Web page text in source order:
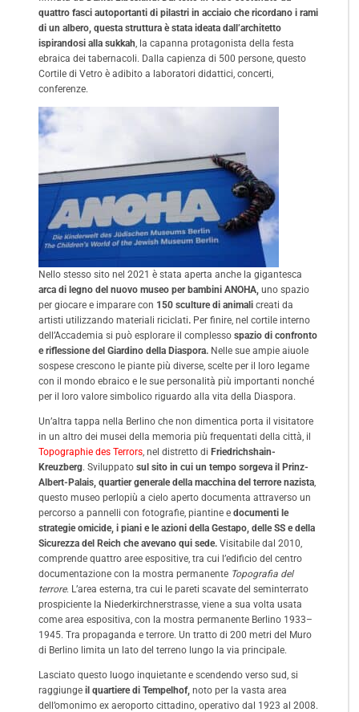
quattro fasci autoportanti di pilastri in acciaio che ricordano i rami
di un albero, questa struttura è stata ideata dall’architetto
ispirandosi alla sukkah, la capanna protagonista della festa
ebraica dei tabernacoli. Dalla capienza di 500 persone, questo
Cortile di Vetro è adibito a laboratori didattici, concerti,
conferenze.
Nello stesso sito nel 2021 è stata aperta anche la gigantesca
arca di legno del nuovo museo per bambini ANOHA, uno spazio
per giocare e imparare con 150 sculture di animali creati da
artisti utilizzando materiali riciclati. Per finire, nel cortile interno
dell’Accademia si può esplorare il complesso spazio di confronto
e riflessione del Giardino della Diaspora. Nelle sue ampie aiuole
sospese crescono le piante più diverse, scelte per il loro legame
con il mondo ebraico e le sue personalità più importanti nonché
per il loro valore simbolico riguardo alla vita della Diaspora.
Un’altra tappa nella Berlino che non dimentica porta il visitatore
in un altro dei musei della memoria più frequentati della città, il
Topographie des Terrors, nel distretto di Friedrichshain-
Kreuzberg. Sviluppato sul sito in cui un tempo sorgeva il Prinz-
Albert-Palais, quartier generale della macchina del terrore nazista,
questo museo perlopiù a cielo aperto documenta attraverso un
percorso a pannelli con fotografie, piantine e documenti le
strategie omicide, i piani e le azioni della Gestapo, delle SS e della
Sicurezza del Reich che avevano qui sede. Visitabile dal 2010,
comprende quattro aree espositive, tra cui l’edificio del centro
documentazione con la mostra permanente Topografia del
terrore. L’area esterna, tra cui le pareti scavate del seminterrato
prospiciente la Niederkirchnerstrasse, viene a sua volta usata
come area espositiva, con la mostra permanente Berlino 1933–
1945. Tra propaganda e terrore. Un tratto di 200 metri del Muro
di Berlino limita un lato del terreno lungo la via principale.
Lasciato questo luogo inquietante e scendendo verso sud, si
raggiunge il quartiere di Tempelhof, noto per la vasta area
dell’omonimo ex aeroporto cittadino, operativo dal 1923 al 2008.